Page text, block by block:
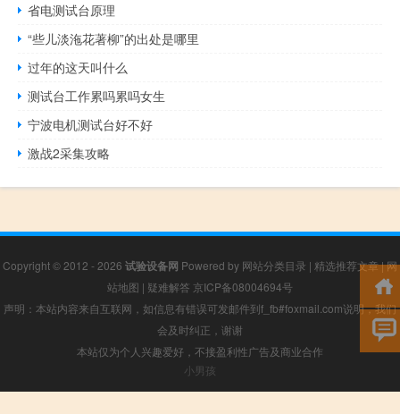
省电测试台原理
“些儿淡沲花著柳”的出处是哪里
过年的这天叫什么
测试台工作累吗累吗女生
宁波电机测试台好不好
激战2采集攻略
Copyright © 2012 - 2026 试验设备网 Powered by 网站分类目录 | 精选推荐文章|网
站地图 | 疑难解答 京ICP备08004694号
声明：本站内容来自互联网，如信息有错误可发邮件到f_fb#foxmail.com说明，我们
会及时纠正，谢谢
本站仅为个人兴趣爱好，不接盈利性广告及商业合作
小男孩